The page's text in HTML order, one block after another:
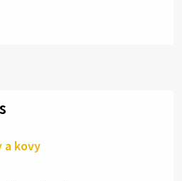
a kovy